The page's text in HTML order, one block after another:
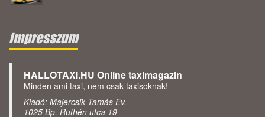
Impresszum
HALLOTAXI.HU Online taximagazin
Minden ami taxi, nem csak taxisoknak!
Kiadó: Majercsik Tamás Ev.
1025 Bp. Ruthén utca 19